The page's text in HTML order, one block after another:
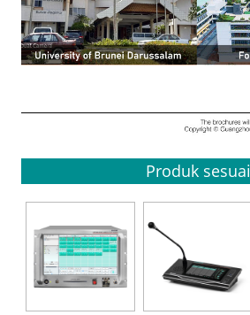
Produk sesuai